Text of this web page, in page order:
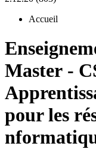
Accueil
Master -
pour les